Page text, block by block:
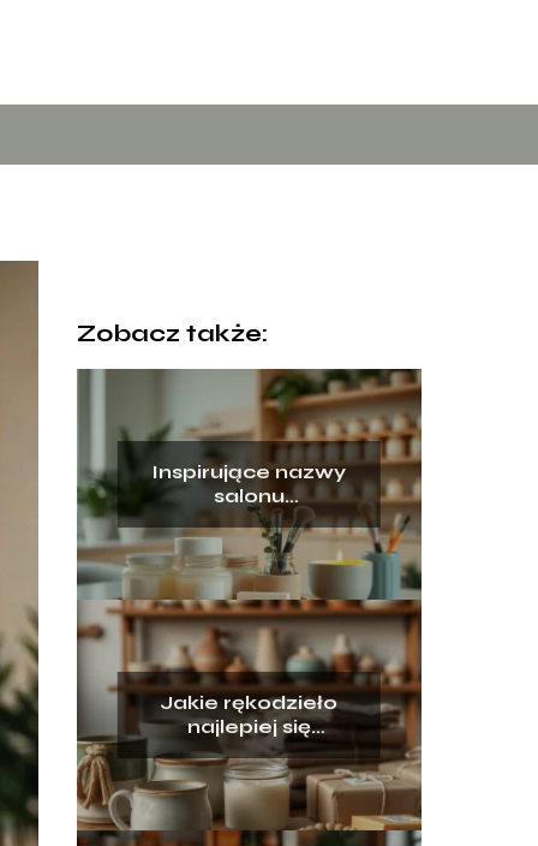
Zobacz także:
Inspirujące nazwy
salonu
kosmetycznego:
pomysły i przykłady
Jakie rękodzieło
najlepiej się
sprzedaje?